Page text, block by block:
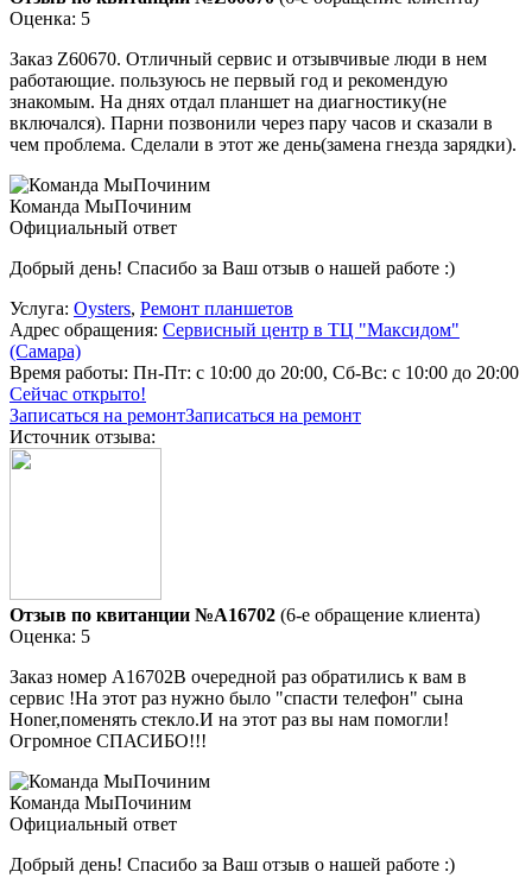
Оценка: 5
Заказ Z60670. Отличный сервис и отзывчивые люди в нем
работающие. пользуюсь не первый год и рекомендую
знакомым. На днях отдал планшет на диагностику(не
включался). Парни позвонили через пару часов и сказали в
чем проблема. Сделали в этот же день(замена гнезда зарядки).
Команда МыПочиним
Официальный ответ
Добрый день! Спасибо за Ваш отзыв о нашей работе :)
Услуга: Oysters, Ремонт планшетов
Адрес обращения: Сервисный центр в ТЦ "Максидом"
(Самара)
Время работы: Пн-Пт: с 10:00 до 20:00, Сб-Вс: с 10:00 до 20:00
Сейчас открыто!
Записаться на ремонтЗаписаться на ремонт
Источник отзыва:
Отзыв по квитанции №A16702 (6-е обращение клиента)
Оценка: 5
Заказ номер А16702В очередной раз обратились к вам в
сервис !На этот раз нужно было "спасти телефон" сына
Honer,поменять стекло.И на этот раз вы нам помогли!
Огромное СПАСИБО!!!
Команда МыПочиним
Официальный ответ
Добрый день! Спасибо за Ваш отзыв о нашей работе :)